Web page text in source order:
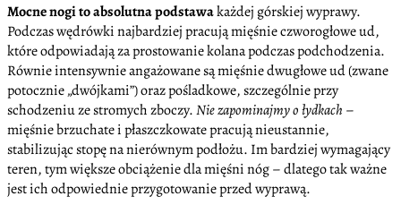
Mocne nogi to absolutna podstawakażdej górskiej wyprawy.
Podczas wędrówki najbardziej pracują mięśnie czworogłowe ud,
które odpowiadają za prostowanie kolana podczas podchodzenia.
Równie intensywnie angażowane są mięśnie dwugłowe ud (zwane
potocznie „dwójkami”) oraz pośladkowe, szczególnie przy
schodzeniu ze stromych zboczy.Nie zapominajmy o łydkach –
mięśnie brzuchate i płaszczkowate pracują nieustannie,
stabilizując stopę na nierównym podłożu. Im bardziej wymagający
teren, tym większe obciążenie dla mięśni nóg – dlatego tak ważne
jest ich odpowiednie przygotowanie przed wyprawą.